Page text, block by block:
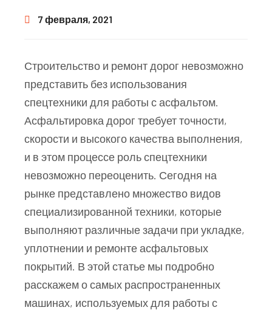
7 февраля, 2021
Строительство и ремонт дорог невозможно
представить без использования
спецтехники для работы с асфальтом.
Асфальтировка дорог требует точности,
скорости и высокого качества выполнения,
и в этом процессе роль спецтехники
невозможно переоценить. Сегодня на
рынке представлено множество видов
специализированной техники, которые
выполняют различные задачи при укладке,
уплотнении и ремонте асфальтовых
покрытий. В этой статье мы подробно
расскажем о самых распространенных
машинах, используемых для работы с